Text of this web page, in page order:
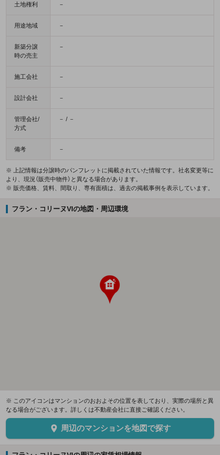
土地権利 －
用途地域 －
新築分譲
時の売主
－
施工会社 －
設計会社 －
管理会社/
方式
－ / －
備考 －
※ 上記情報は分譲時のパンフレットに掲載されていた情報です。社名変更等に
より、現況（販売中物件）と異なる場合があります。
※ 販売価格、賃料、間取り、専有面積は、過去の掲載事例を表示しています。
フラン・コリーヌVIの地図・周辺環境
※ このアイコンはマンションのおおよその位置を表しており、実際の場所と異
なる場合がございます。詳しくは不動産会社に直接ご確認ください。
周辺のマンションを地図で探す